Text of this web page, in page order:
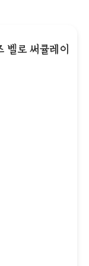
벨로 써큘레이